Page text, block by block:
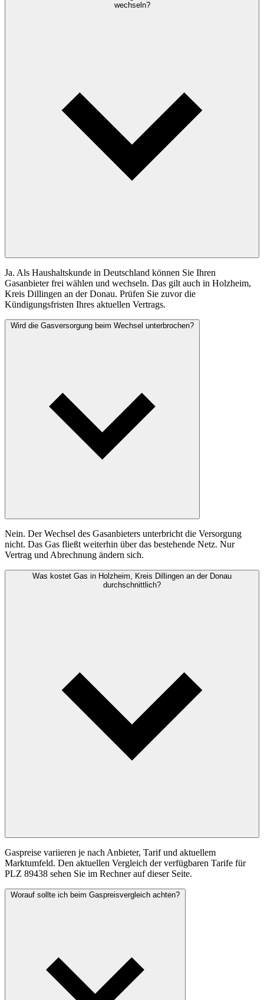
wechseln?
Ja. Als Haushaltskunde in Deutschland können Sie Ihren
Gasanbieter frei wählen und wechseln. Das gilt auch in Holzheim,
Kreis Dillingen an der Donau. Prüfen Sie zuvor die
Kündigungsfristen Ihres aktuellen Vertrags.
Wird die Gasversorgung beim Wechsel unterbrochen?
Nein. Der Wechsel des Gasanbieters unterbricht die Versorgung
nicht. Das Gas fließt weiterhin über das bestehende Netz. Nur
Vertrag und Abrechnung ändern sich.
Was kostet Gas in Holzheim, Kreis Dillingen an der Donau
durchschnittlich?
Gaspreise variieren je nach Anbieter, Tarif und aktuellem
Marktumfeld. Den aktuellen Vergleich der verfügbaren Tarife für
PLZ 89438 sehen Sie im Rechner auf dieser Seite.
Worauf sollte ich beim Gaspreisvergleich achten?